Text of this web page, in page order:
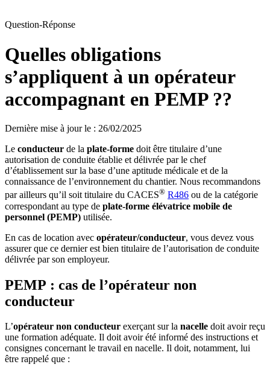
Question-Réponse
Quelles obligations
s’appliquent à un opérateur
accompagnant en PEMP ??
Dernière mise à jour le : 26/02/2025
Le conducteur de la plate-forme doit être titulaire d’une
autorisation de conduite établie et délivrée par le chef
d’établissement sur la base d’une aptitude médicale et de la
connaissance de l’environnement du chantier. Nous recommandons
par ailleurs qu’il soit titulaire du CACES® R486 ou de la catégorie
correspondant au type de plate-forme élévatrice mobile de
personnel (PEMP) utilisée.
En cas de location avec opérateur/conducteur, vous devez vous
assurer que ce dernier est bien titulaire de l’autorisation de conduite
délivrée par son employeur.
PEMP : cas de l’opérateur non
conducteur
L’opérateur non conducteur exerçant sur la nacelle doit avoir reçu
une formation adéquate. Il doit avoir été informé des instructions et
consignes concernant le travail en nacelle. Il doit, notamment, lui
être rappelé que :